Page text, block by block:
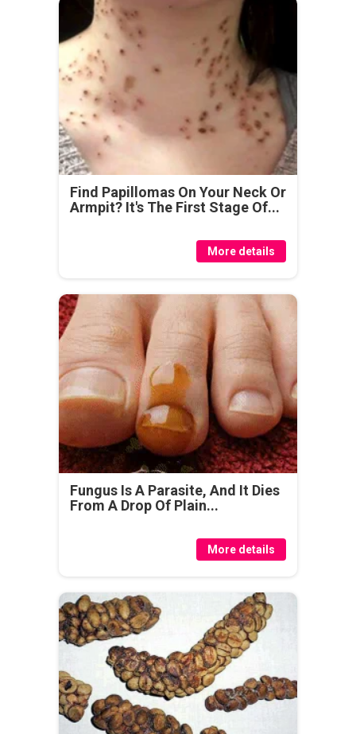
Find Papillomas On Your Neck Or
Armpit? It's The First Stage Of...
More details
Fungus Is A Parasite, And It Dies
From A Drop Of Plain...
More details